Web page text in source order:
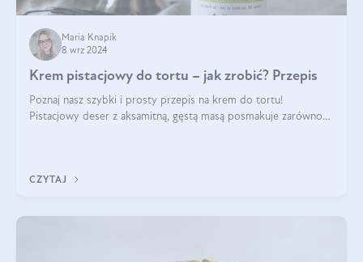
Maria Knapik
8 wrz 2024
Krem pistacjowy do tortu – jak zrobić? Przepis
Poznaj nasz szybki i prosty przepis na krem do tortu!
Pistacjowy deser z aksamitną, gęstą masą posmakuje zarówno
CZYTAJ